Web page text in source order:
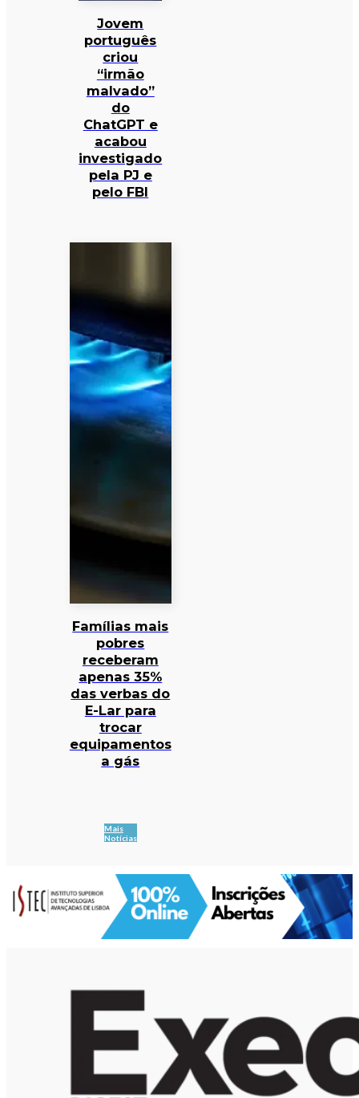
Jovem
português
criou
“irmão
malvado”
do
ChatGPT e
acabou
investigado
pela PJ e
pelo FBI
Famílias mais
pobres
receberam
apenas 35%
das verbas do
E-Lar para
trocar
equipamentos
a gás
Mais
Notícias